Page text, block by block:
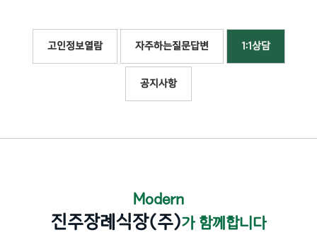
고인정보열람 자주하는질문답변 1:1상담
공지사항
Modern
진주장례식장(주)가 함께합니다